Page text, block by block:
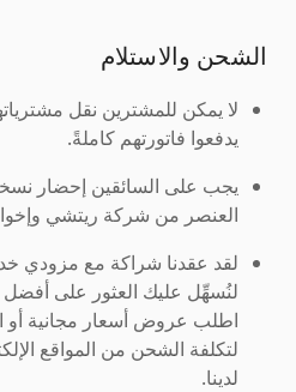
الشحن والاستلام
لا يمكن للمشترين نقل
يدفعوا فاتورتهم كاملةً.
يجب على السائقين إحضار
العنصر من شركة ريتشي
لقد عقدنا شراكة مع مزودي
لنُسهِّل عليك العثور على أفضل
اطلب عروض أسعار مجانية أو
لتكلفة الشحن من المواقع
لدينا.